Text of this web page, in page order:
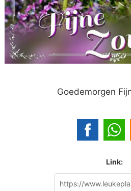
Goedemorgen
Link: